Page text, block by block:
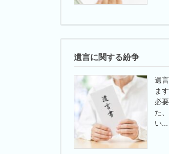
遺言に関する紛争
遺
ま
必
た
い...